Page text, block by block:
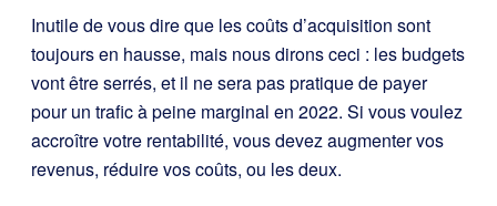
Inutile de vous dire que les coûts d’acquisition sont
toujours en hausse, mais nous dirons ceci : les budgets
vont être serrés, et il ne sera pas pratique de payer
pour un trafic à peine marginal en 2022. Si vous voulez
accroître votre rentabilité, vous devez augmenter vos
revenus, réduire vos coûts, ou les deux.